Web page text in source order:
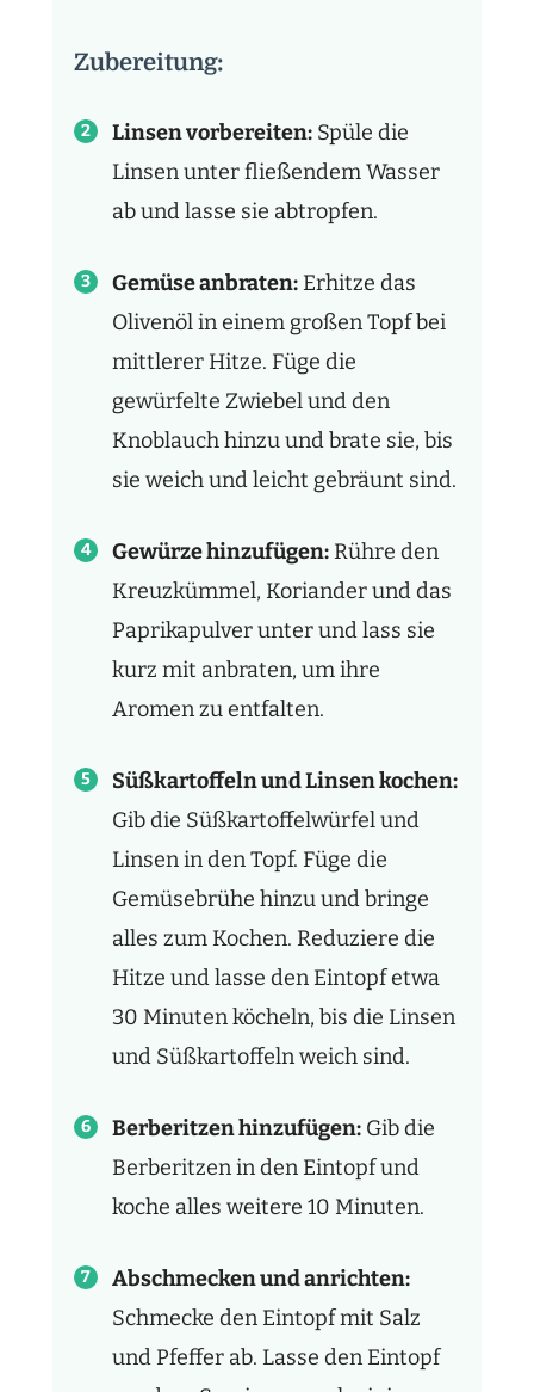
Zubereitung:
Linsen vorbereiten: Spüle die
Linsen unter fließendem Wasser
ab und lasse sie abtropfen.
Gemüse anbraten: Erhitze das
Olivenöl in einem großen Topf bei
mittlerer Hitze. Füge die
gewürfelte Zwiebel und den
Knoblauch hinzu und brate sie, bis
sie weich und leicht gebräunt sind.
Gewürze hinzufügen: Rühre den
Kreuzkümmel, Koriander und das
Paprikapulver unter und lass sie
kurz mit anbraten, um ihre
Aromen zu entfalten.
Süßkartoffeln und Linsen kochen:
Gib die Süßkartoffelwürfel und
Linsen in den Topf. Füge die
Gemüsebrühe hinzu und bringe
alles zum Kochen. Reduziere die
Hitze und lasse den Eintopf etwa
30 Minuten köcheln, bis die Linsen
und Süßkartoffeln weich sind.
Berberitzen hinzufügen: Gib die
Berberitzen in den Eintopf und
koche alles weitere 10 Minuten.
Abschmecken und anrichten:
Schmecke den Eintopf mit Salz
und Pfeffer ab. Lasse den Eintopf